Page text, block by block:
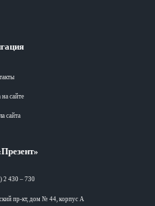
на сайте
сайта
2 430 – 730
пр-кт, дом № 44, корпус А